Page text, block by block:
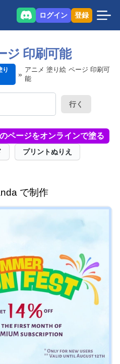
ログイン 登録
ジ 印刷可能
り
アニメ 塗り絵 ページ 印刷可
能
行く
ページをオンラインで塗る
プリントぬりえ
で制作